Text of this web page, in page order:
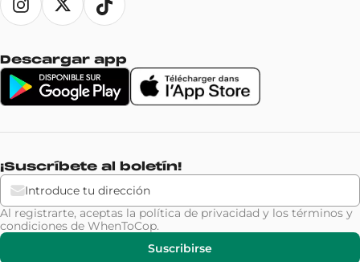
Descargar app
¡Suscríbete al boletín!
Al registrarte, aceptas la política de privacidad y los términos y
condiciones de WhenToCop.
Suscribirse